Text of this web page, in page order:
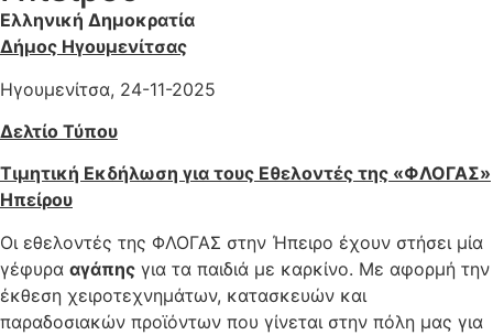
Ελληνική Δημοκρατία
Δήμος Ηγουμενίτσας
Ηγουμενίτσα, 24-11-2025
Δελτίο Τύπου
Τιμητική Εκδήλωση για τους Εθελοντές της «ΦΛΟΓΑΣ»
Ηπείρου
Οι εθελοντές της ΦΛΟΓΑΣ στην Ήπειρο έχουν στήσει μία
γέφυρα αγάπης για τα παιδιά με καρκίνο. Με αφορμή την
έκθεση χειροτεχνημάτων, κατασκευών και
παραδοσιακών προϊόντων που γίνεται στην πόλη μας για